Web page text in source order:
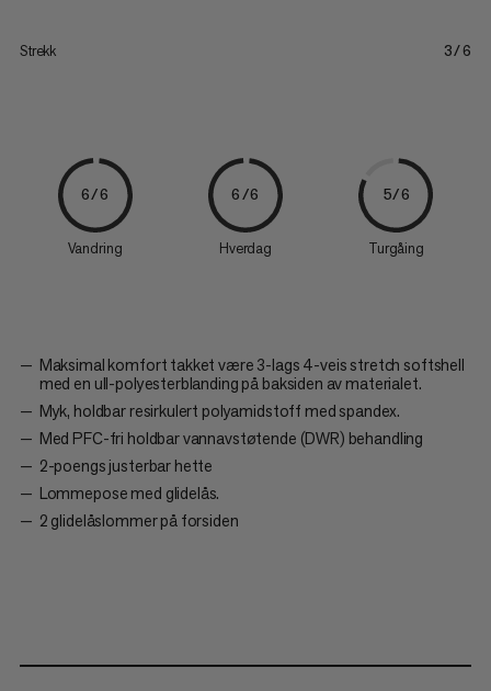
Strekk 3/6
6/6
Vandring
6/6
Hverdag
5/6
Turgåing
Maksimal komfort takket være 3-lags 4-veis stretch softshell
med en ull-polyesterblanding på baksiden av materialet.
Myk, holdbar resirkulert polyamidstoff med spandex.
Med PFC-fri holdbar vannavstøtende (DWR) behandling
2-poengs justerbar hette
Lommepose med glidelås.
2 glidelåslommer på forsiden